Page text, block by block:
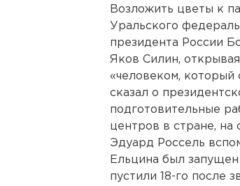
Возложить цветы к
Уральского
президента России
Яков Силин,
«человеком, который
сказал о
подготовительные
центров в стране, на
Эдуард Россель
Ельцина был
пустили 18-го после